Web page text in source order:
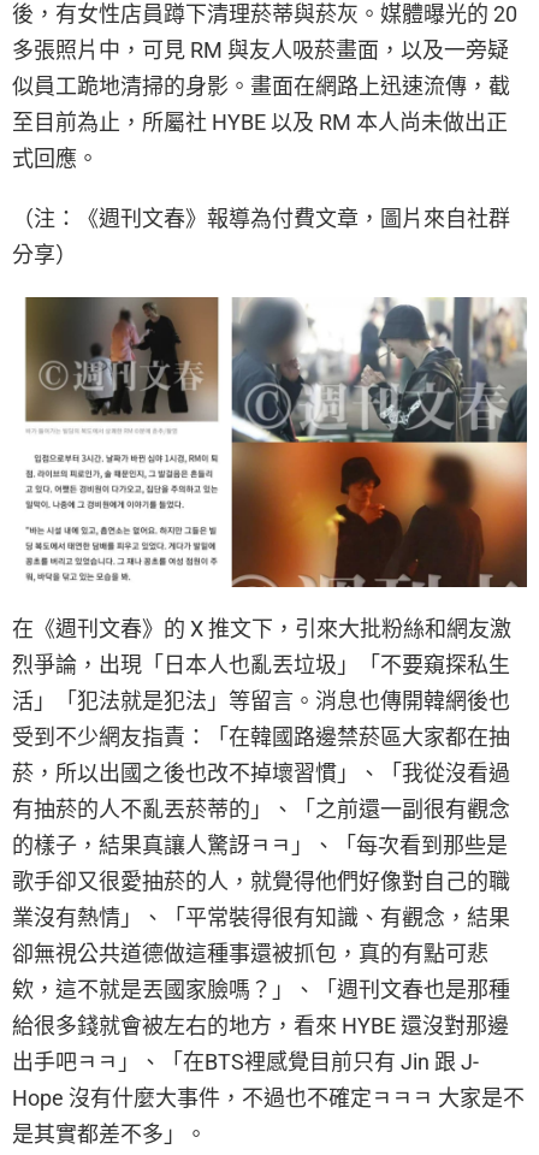
後，有女性店員蹲下清理菸蒂與菸灰。媒體曝光的 20
多張照片中，可見 RM 與友人吸菸畫面，以及一旁疑
似員工跪地清掃的身影。畫面在網路上迅速流傳，截
至目前為止，所屬社 HYBE 以及 RM 本人尚未做出正
式回應。
（注：《週刊文春》報導為付費文章，圖片來自社群
分享）
在《週刊文春》的 X 推文下，引來大批粉絲和網友激
烈爭論，出現「日本人也亂丟垃圾」「不要窺探私生
活」「犯法就是犯法」等留言。消息也傳開韓網後也
受到不少網友指責：「在韓國路邊禁菸區大家都在抽
菸，所以出國之後也改不掉壞習慣」、「我從沒看過
有抽菸的人不亂丟菸蒂的」、「之前還一副很有觀念
的樣子，結果真讓人驚訝ㅋㅋ」、「每次看到那些是
歌手卻又很愛抽菸的人，就覺得他們好像對自己的職
業沒有熱情」、「平常裝得很有知識、有觀念，結果
卻無視公共道德做這種事還被抓包，真的有點可悲
欸，這不就是丟國家臉嗎？」、「週刊文春也是那種
給很多錢就會被左右的地方，看來 HYBE 還沒對那邊
出手吧ㅋㅋ」、「在BTS裡感覺目前只有 Jin 跟 J-
Hope 沒有什麼大事件，不過也不確定ㅋㅋㅋ 大家是不
是其實都差不多」。